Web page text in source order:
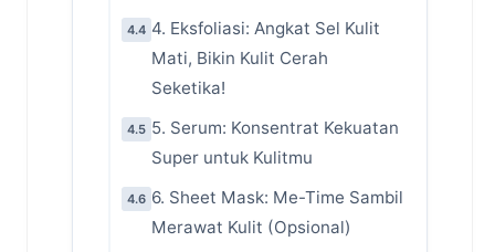
4.4 4. Eksfoliasi: Angkat Sel Kulit
Mati, Bikin Kulit Cerah
Seketika!
4.5 5. Serum: Konsentrat Kekuatan
Super untuk Kulitmu
4.6 6. Sheet Mask: Me-Time Sambil
Merawat Kulit (Opsional)